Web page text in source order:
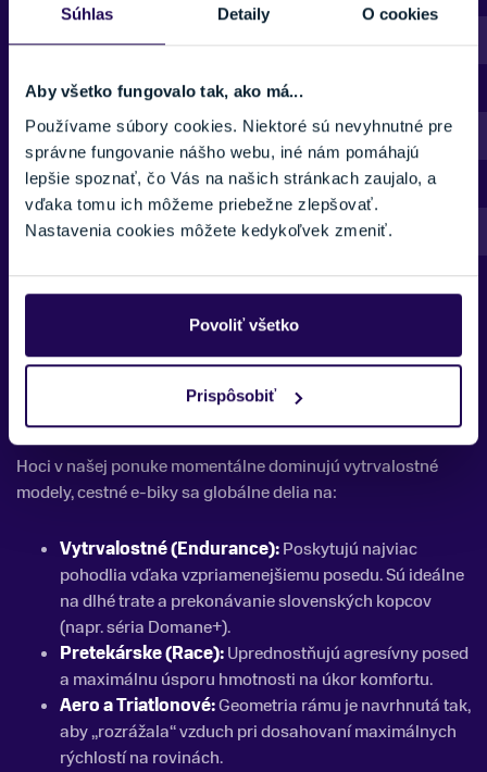
Súhlas Detaily O cookies
Aby všetko fungovalo tak, ako má...
Používame súbory cookies. Niektoré sú nevyhnutné pre
správne fungovanie nášho webu, iné nám pomáhajú
lepšie spoznať, čo Vás na našich stránkach zaujalo, a
vďaka tomu ich môžeme priebežne zlepšovať.
Nastavenia cookies môžete kedykoľvek zmeniť.
Povoliť všetko
Prispôsobiť
163 - 168 cm
168 - 174 cm
180 - 185 cm
185 - 190 cm
185 - 190 cm
190 - 195 cm
Ako vybrať správnu veľkosť cestného
bicykla
Rozdelenie podľa štýlu jazdy
Hoci v našej ponuke momentálne dominujú vytrvalostné
modely, cestné e-biky sa globálne delia na:
Vytrvalostné (Endurance):Poskytujú najviac
pohodlia vďaka vzpriamenejšiemu posedu. Sú ideálne
na dlhé trate a prekonávanie slovenských kopcov
(napr. séria Domane+).
Pretekárske (Race):Uprednostňujú agresívny posed
a maximálnu úsporu hmotnosti na úkor komfortu.
Aero a Triatlonové:Geometria rámu je navrhnutá tak,
aby „rozrážala“ vzduch pri dosahovaní maximálnych
rýchlostí na rovinách.